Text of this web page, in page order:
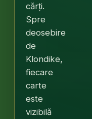
cărți.
Spre
deosebire
de
Klondike,
fiecare
carte
este
vizibilă